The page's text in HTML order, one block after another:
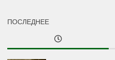
ПОСЛЕДНЕЕ